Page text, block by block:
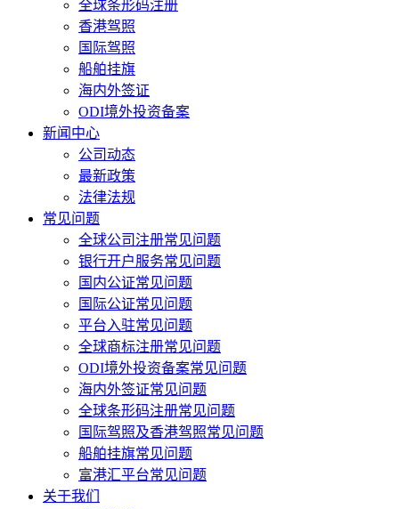
全球条形码注册
香港驾照
国际驾照
船舶挂旗
海内外签证
ODI境外投资备案
新闻中心
公司动态
最新政策
法律法规
常见问题
全球公司注册常见问题
银行开户服务常见问题
国内公证常见问题
国际公证常见问题
平台入驻常见问题
全球商标注册常见问题
ODI境外投资备案常见问题
海内外签证常见问题
全球条形码注册常见问题
国际驾照及香港驾照常见问题
船舶挂旗常见问题
富港汇平台常见问题
关于我们